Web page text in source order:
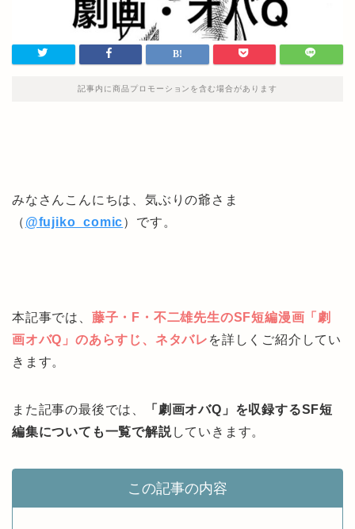
記事内に商品プロモーションを含む場合があります
みなさんこんにちは、気ぶりの爺さま
（ @fujiko_comic）です。
本記事では、 藤子・F・不二雄先生のSF短編漫画「劇
画オバQ」のあらすじ、ネタバレ を詳しくご紹介してい
きます。
また記事の最後では、
「劇画オバQ」を収録するSF短
編集についても一覧で解説していきます。
この記事の内容